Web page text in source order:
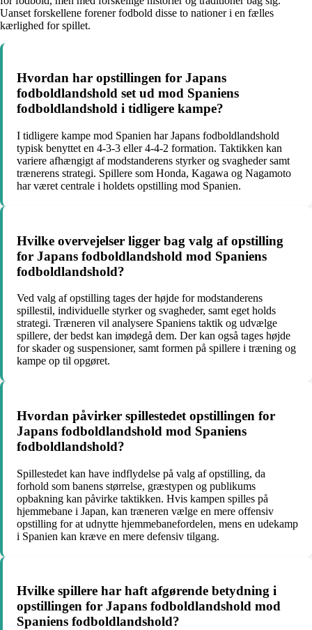
Uanset forskellene forener fodbold disse to nationer i en fælles
kærlighed for spillet.
Hvordan har opstillingen for Japans
fodboldlandshold set ud mod Spaniens
fodboldlandshold i tidligere kampe?
I tidligere kampe mod Spanien har Japans fodboldlandshold
typisk benyttet en 4-3-3 eller 4-4-2 formation. Taktikken kan
variere afhængigt af modstanderens styrker og svagheder samt
trænerens strategi. Spillere som Honda, Kagawa og Nagamoto
har været centrale i holdets opstilling mod Spanien.
Hvilke overvejelser ligger bag valg af opstilling
for Japans fodboldlandshold mod Spaniens
fodboldlandshold?
Ved valg af opstilling tages der højde for modstanderens
spillestil, individuelle styrker og svagheder, samt eget holds
strategi. Træneren vil analysere Spaniens taktik og udvælge
spillere, der bedst kan imødegå dem. Der kan også tages højde
for skader og suspensioner, samt formen på spillere i træning og
kampe op til opgøret.
Hvordan påvirker spillestedet opstillingen for
Japans fodboldlandshold mod Spaniens
fodboldlandshold?
Spillestedet kan have indflydelse på valg af opstilling, da
forhold som banens størrelse, græstypen og publikums
opbakning kan påvirke taktikken. Hvis kampen spilles på
hjemmebane i Japan, kan træneren vælge en mere offensiv
opstilling for at udnytte hjemmebanefordelen, mens en udekamp
i Spanien kan kræve en mere defensiv tilgang.
Hvilke spillere har haft afgørende betydning i
opstillingen for Japans fodboldlandshold mod
Spaniens fodboldlandshold?